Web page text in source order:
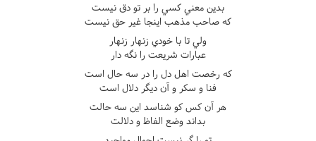
بدين معني کسي را بر تو دق نيست
که صاحب مذهب اينجا غير حق نيست
ولي تا با خودي زنهار زنهار
عبارات شريعت را نگه دار
که رخصت اهل دل را در سه حال است
فنا و سکر و آن ديگر دلال است
هر آن کس کو شناسد اين سه حالت
بداند وضع الفاظ و دلالت